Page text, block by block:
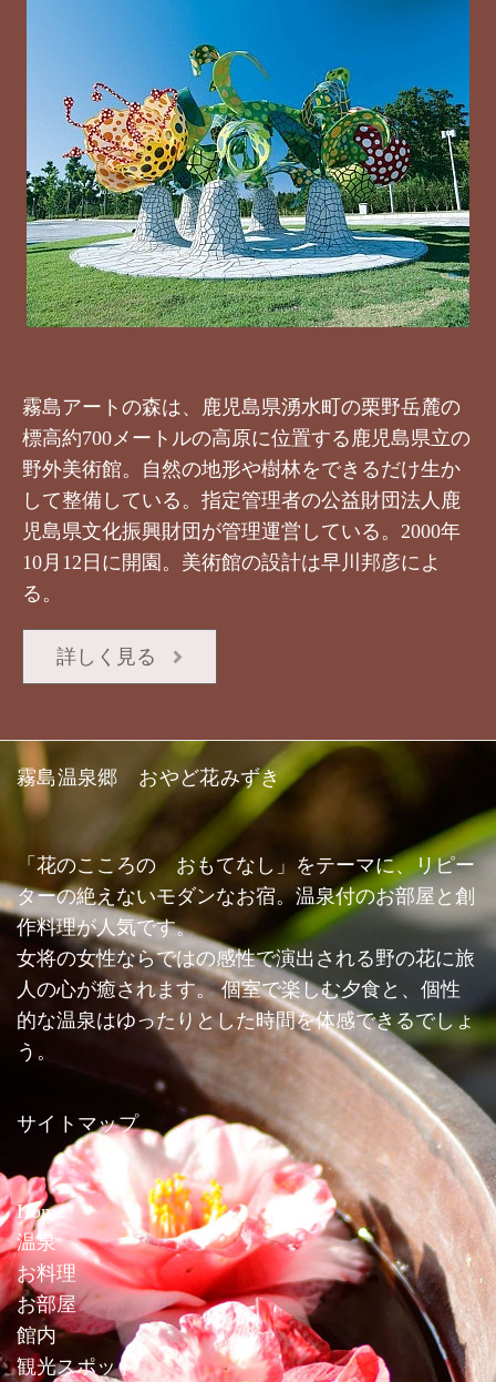
霧島アートの森は、鹿児島県湧水町の栗野岳麓の
標高約700メートルの高原に位置する鹿児島県立の
野外美術館。自然の地形や樹林をできるだけ生か
して整備している。指定管理者の公益財団法人鹿
児島県文化振興財団が管理運営している。2000年
10月12日に開園。美術館の設計は早川邦彦によ
る。
詳しく見る
霧島温泉郷 おやど花みずき
「花のこころの おもてなし」をテーマに、リピー
ターの絶えないモダンなお宿。温泉付のお部屋と創
作料理が人気です。
女将の女性ならではの感性で演出される野の花に旅
人の心が癒されます。 個室で楽しむ夕食と、個性
的な温泉はゆったりとした時間を体感できるでしょ
う。
サイトマップ
Home
温泉
お料理
お部屋
館内
観光スポット